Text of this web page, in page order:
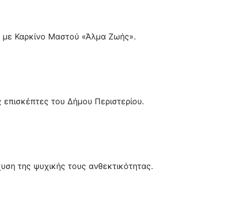
με Καρκίνο Μαστού «Άλμα Ζωής».
του Δήμου Περιστερίου.
της ψυχικής τους ανθεκτικότητας.